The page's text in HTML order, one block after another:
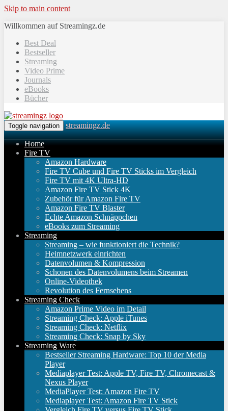
Skip to main content
Willkommen auf Streamingz.de
Best Deal
Bestseller
Streaming
Video Prime
Journals
eBooks
Bücher
Toggle navigation streamingz.de
Home
Fire TV
Amazon Hardware
Fire TV Cube und Fire TV Sticks im Vergleich
Fire TV mit 4K Ultra-HD
Amazon Fire TV Stick 4K
Zubehör für Amazon Fire TV
Amazon Fire TV Blaster
Echte Amazon Schnäppchen
eBooks zum Streaming
Streaming
Streaming – wie funktioniert die Technik?
Heimnetzwerk einrichten
Datenvolumen & Kompression
Schonen des Datenvolumens beim Streamen
Online-Videothek
Revolution des Fernsehens
Streaming Check
Amazon Prime Video im Detail
Streaming Check: Apple iTunes
Streaming Check: Netflix
Streaming Check: Snap by Sky
Streaming Ware
Bestseller Streaming Hardware: Top 10 der Media
Player
Mediaplayer Test: Apple TV, Fire TV, Chromecast &
Nexus Player
MediaPlayer Test: Amazon Fire TV
Mediaplayer Test: Amazon Fire TV Stick